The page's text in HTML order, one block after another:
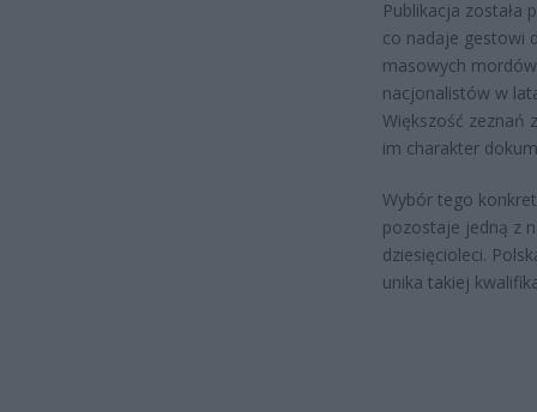
Publikacja została
co nadaje gestowi
masowych
nacjonalistów w
Większość zeznań
im charakter
Wybór tego
pozostaje jedną z
dziesięcioleci.
unika takiej